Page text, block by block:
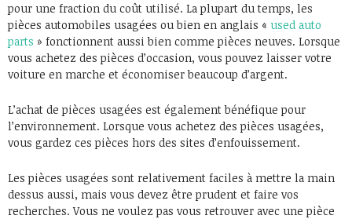
pour une fraction du coût utilisé. La plupart du temps, les
pièces automobiles usagées ou bien en anglais « used auto
parts » fonctionnent aussi bien comme pièces neuves. Lorsque
vous achetez des pièces d’occasion, vous pouvez laisser votre
voiture en marche et économiser beaucoup d’argent.
L’achat de pièces usagées est également bénéfique pour
l’environnement. Lorsque vous achetez des pièces usagées,
vous gardez ces pièces hors des sites d’enfouissement.
Les pièces usagées sont relativement faciles à mettre la main
dessus aussi, mais vous devez être prudent et faire vos
recherches. Vous ne voulez pas vous retrouver avec une pièce